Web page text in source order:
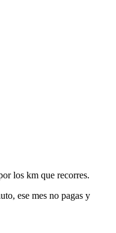
los km que recorres.
ese mes no pagas y